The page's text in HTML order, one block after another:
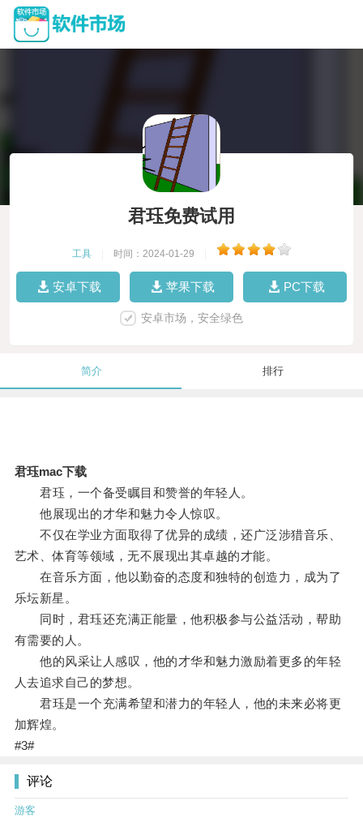
君珏免费试用
工具 时间：2024-01-29
安卓下载 苹果下载 PC下载
安卓市场，安全绿色
简介 排行
君珏mac下载
君珏，一个备受瞩目和赞誉的年轻人。
他展现出的才华和魅力令人惊叹。
不仅在学业方面取得了优异的成绩，还广泛涉猎音乐、
艺术、体育等领域，无不展现出其卓越的才能。
在音乐方面，他以勤奋的态度和独特的创造力，成为了
乐坛新星。
同时，君珏还充满正能量，他积极参与公益活动，帮助
有需要的人。
他的风采让人感叹，他的才华和魅力激励着更多的年轻
人去追求自己的梦想。
君珏是一个充满希望和潜力的年轻人，他的未来必将更
加辉煌。
#3#
评论
游客